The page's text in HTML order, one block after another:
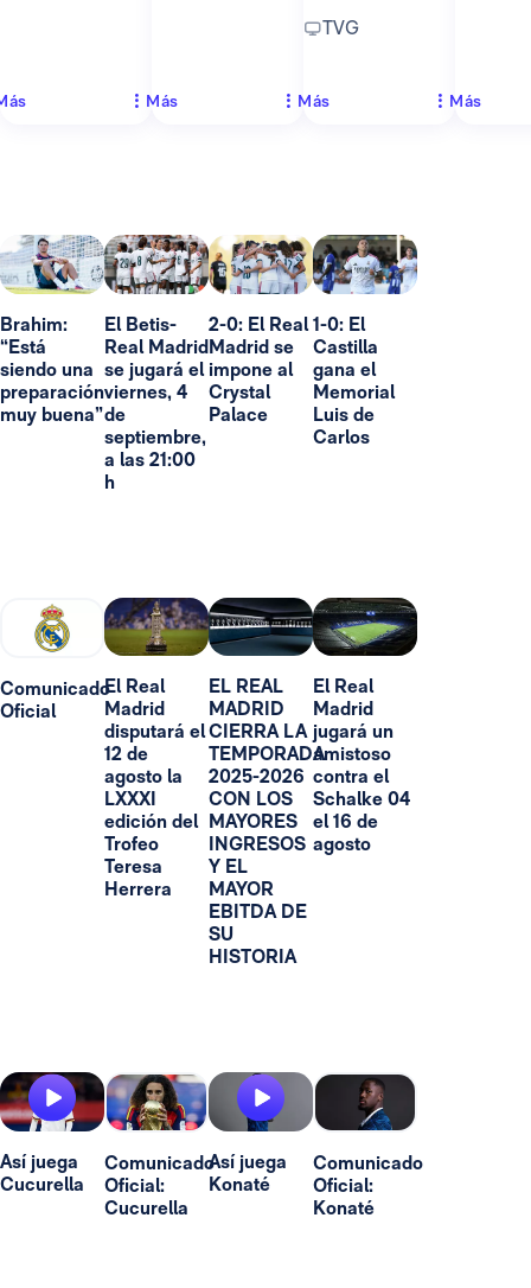
Más
TVG
Más Más
Brahim:
“Está
siendo una
preparación
muy buena”
El Betis-
Real Madrid
se jugará el
viernes, 4
de
septiembre,
a las 21:00
h
2-0: El Real
Madrid se
impone al
Crystal
Palace
1-0: El
Castilla
gana el
Memorial
Luis de
Carlos
Comunicado
Oficial
El Real
Madrid
disputará el
12 de
agosto la
LXXXI
edición del
Trofeo
Teresa
Herrera
EL REAL
MADRID
CIERRA LA
TEMPORADA
2025-2026
CON LOS
MAYORES
INGRESOS
Y EL
MAYOR
EBITDA DE
SU
HISTORIA
El Real
Madrid
jugará un
amistoso
contra el
Schalke 04
el 16 de
agosto
Así juega
Cucurella
Comunicado
Oficial:
Cucurella
Así juega
Konaté
Comunicado
Oficial:
Konaté